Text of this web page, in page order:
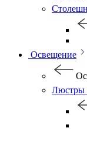
Освещение
Люстры